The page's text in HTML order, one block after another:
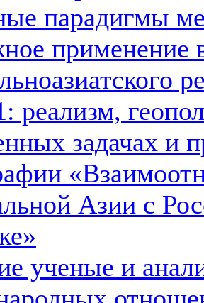
парадигмы
применение
реализм,
задачах и
Азии с
ученые и